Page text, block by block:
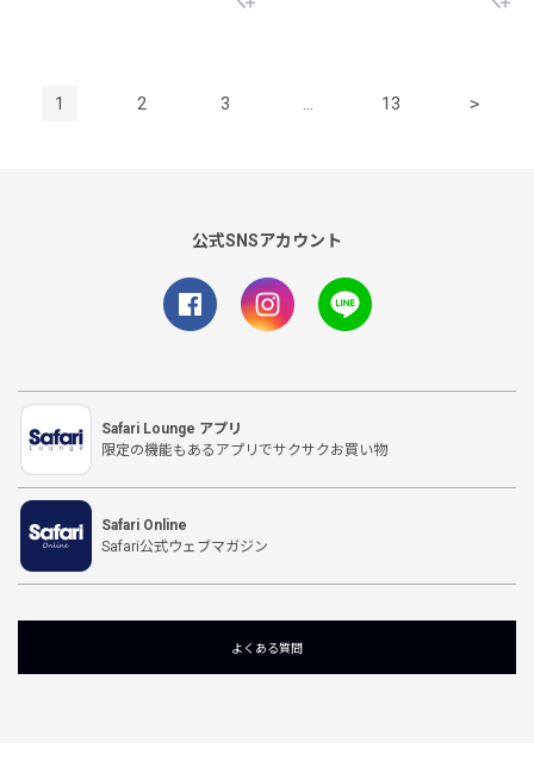
1 2 3 13 >
公式SNSアカウント
Safari Lounge アプリ
限定の機能もあるアプリでサクサクお買い物
Safari Online
Safari公式ウェブマガジン
よくある質問